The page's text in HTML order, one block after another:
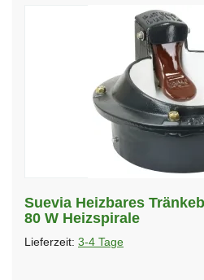
Suevia Heizbares
80 W Heizspirale
Lieferzeit: 3-4 Tage